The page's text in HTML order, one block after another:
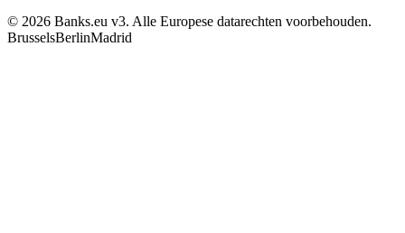
© 2026 Banks.eu v3. Alle Europese datarechten voorbehouden.
BrusselsBerlinMadrid